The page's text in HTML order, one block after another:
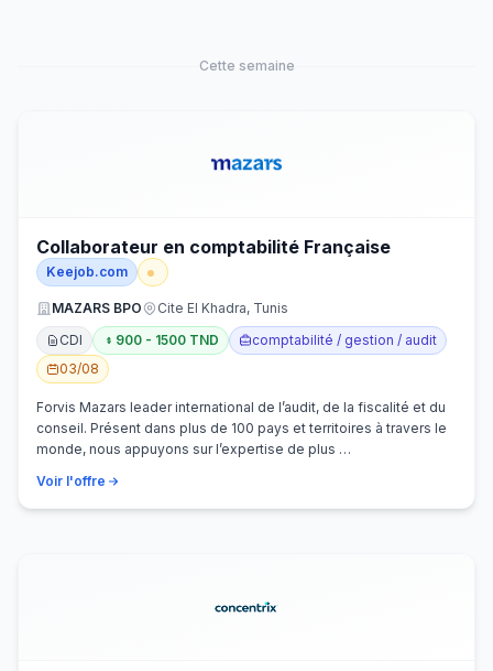
Cette semaine
Collaborateur en comptabilité Française
Keejob.com
MAZARS BPO
Cite El Khadra, Tunis
CDI
900 - 1500 TND
comptabilité / gestion / audit
03/08
Forvis Mazars leader international de l’audit, de la fiscalité et du
conseil. Présent dans plus de 100 pays et territoires à travers le
monde, nous appuyons sur l’expertise de plus …
Voir l'offre